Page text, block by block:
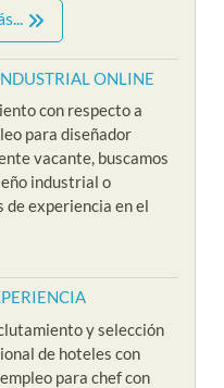
ONLINE
con respecto a
para diseñador
vacante, buscamos
industrial o
de experiencia en el
y selección
de hoteles con
para chef con